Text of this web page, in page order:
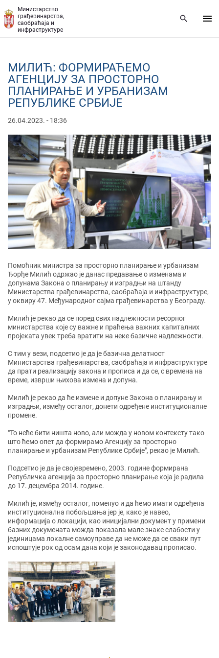
Министарство
грађевинарства,
саобраћаја и
инфраструктуре
МИЛИЋ: ФОРМИРАЋЕМО
АГЕНЦИЈУ ЗА ПРОСТОРНО
ПЛАНИРАЊЕ И УРБАНИЗАМ
РЕПУБЛИКЕ СРБИЈЕ
26.04.2023. - 18:36
Помоћник министра за просторно планирање и урбанизам
Ђорђе Милић одржао је данас предавање о изменама и
допунама Закона о планирању и изградњи на штанду
Министарства грађевинарства, саобраћаја и инфраструктуре,
у оквиру 47. Међународног сајма грађевинарства у Београду.
Милић је рекао да се поред свих надлежности ресорног
министарства које су важне и праћења важних капиталних
пројеката увек треба вратити на неке базичне надлежности.
С тим у вези, подсетио је да је базична делатност
Министарства грађевинарства, саобраћаја и инфраструктуре
да прати реализацију закона и прописа и да се, с времена на
време, изврши њихова измена и допуна.
Милић је рекао да ће измене и допуне Закона о планирању и
изградњи, између осталог, донети одређене институционалне
промене.
"То неће бити ништа ново, али можда у новом контексту тако
што ћемо опет да формирамо Агенцију за просторно
планирање и урбанизам Републике Србије", рекао је Милић.
Подсетио је да је својевремено, 2003. године формирана
Републичка агенција за просторно планирање која је радила
до 17. децембра 2014. године.
Милић је, између осталог, поменуо и да ћемо имати одређена
институционална побољшања јер је, како је навео,
информација о локацији, као иницијални документ у примени
базних докумената можда показала мале знаке слабости у
јединицама локалне самоуправе да не може да се сваки пут
испоштује рок од осам дана који је законодавац прописао.